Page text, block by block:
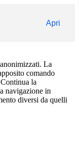
Apri
La
comando
la
navigazione in
diversi da quelli